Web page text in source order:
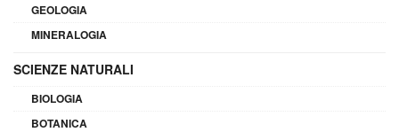
GEOLOGIA
MINERALOGIA
SCIENZE NATURALI
BIOLOGIA
BOTANICA